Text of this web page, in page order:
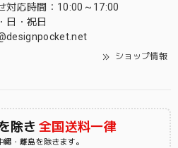
対応時間：10:00～17:00
日・祝日
ショップ情報
除き 全国送料一律
・離島を除きます。